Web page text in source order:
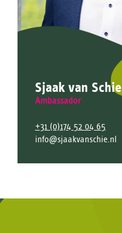
Sjaak van Schie
Ambassador
+31 (0)174 52 04 65
info@sjaakvanschie.nl